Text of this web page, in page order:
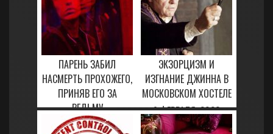
ПАРЕНЬ ЗАБИЛ
НАСМЕРТЬ ПРОХОЖЕГО,
ПРИНЯВ ЕГО ЗА
ВЕДЬМУ
16 МАРТА, 2021
ЭКЗОРЦИЗМ И
ИЗГНАНИЕ ДЖИННА В
МОСКОВСКОМ ХОСТЕЛЕ
9 ФЕВРАЛЯ, 2023